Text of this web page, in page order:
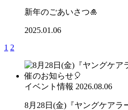
新年のごあいさつ🎍
2025.01.06
1 2
イベント情報 2026.08.06
8月28日(金)『ヤングケアラ